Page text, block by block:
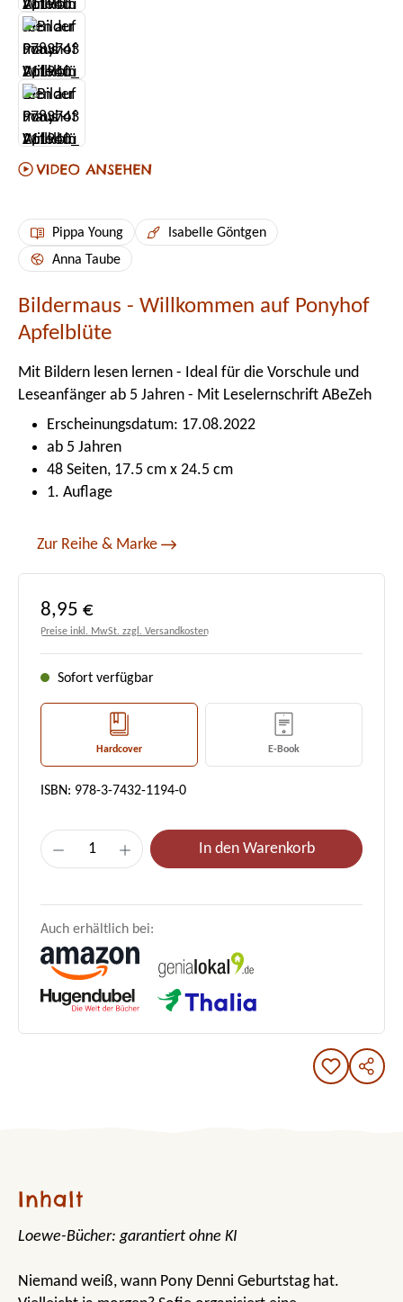
Pippa Young
Isabelle Göntgen
Anna Taube
Bildermaus - Willkommen auf Ponyhof
Apfelblüte
Mit Bildern lesen lernen - Ideal für die Vorschule und
Leseanfänger ab 5 Jahren - Mit Leselernschrift ABeZeh
Erscheinungsdatum: 17.08.2022
ab 5 Jahren
48 Seiten, 17.5 cm x 24.5 cm
1. Auflage
Zur Reihe & Marke
Regulärer Preis:
8,95 €
Preise inkl. MwSt. zzgl. Versandkosten
Sofort verfügbar
Hardcover E-Book
ISBN: 978-3-7432-1194-0
Produkt Anzahl: Gib den gewünschten
In den Warenkorb
Auch erhältlich bei:
Inhalt
Loewe-Bücher: garantiert ohne KI
Niemand weiß, wann Pony Denni Geburtstag hat.